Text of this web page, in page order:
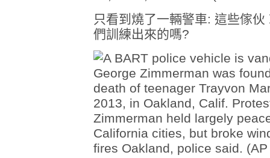
只看到燒了一輛警車: 這些傢
們訓練出來的嗎?